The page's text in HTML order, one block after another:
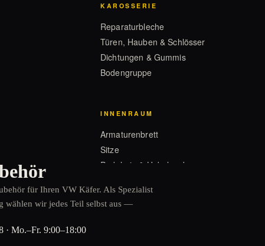
KAROSSERIE
Reparaturbleche
Türen, Hauben & Schlösser
Dichtungen & Gummis
Bodengruppe
INNENRAUM
Armaturenbrett
Sitze
Pedalerie & Hebelwerk
ELEKTRIK
für Ihren VW Käfer. Als Spezialist
wählen wir jedes Teil selbst aus —
· Mo.–Fr. 9:00–18:00